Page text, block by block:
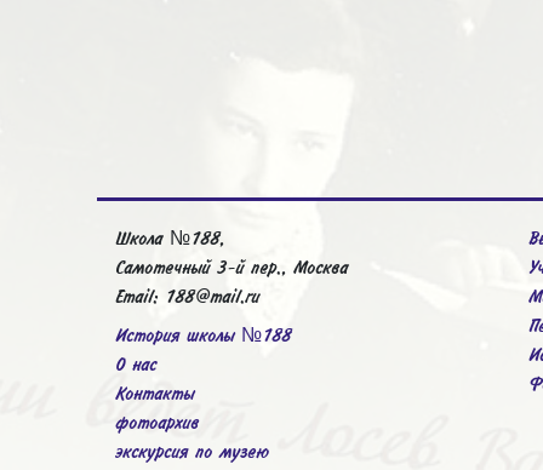
Школа №188,
Самотечный 3-й пер., Москва
Email: 188@mail.ru
История школы №188
О нас
Контакты
фотоархив
экскурсия по музею